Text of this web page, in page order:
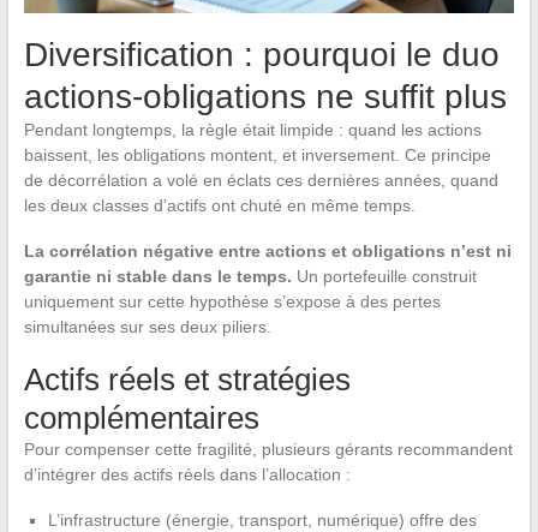
Diversification : pourquoi le duo
actions-obligations ne suffit plus
Pendant longtemps, la règle était limpide : quand les actions
baissent, les obligations montent, et inversement. Ce principe
de décorrélation a volé en éclats ces dernières années, quand
les deux classes d’actifs ont chuté en même temps.
La corrélation négative entre actions et obligations n’est ni
garantie ni stable dans le temps. Un portefeuille construit
uniquement sur cette hypothèse s’expose à des pertes
simultanées sur ses deux piliers.
Actifs réels et stratégies
complémentaires
Pour compenser cette fragilité, plusieurs gérants recommandent
d’intégrer des actifs réels dans l’allocation :
L’infrastructure (énergie, transport, numérique) offre des